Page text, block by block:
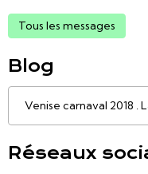
Tous les messages
Blog
Venise carnaval 2018 .
Réseaux